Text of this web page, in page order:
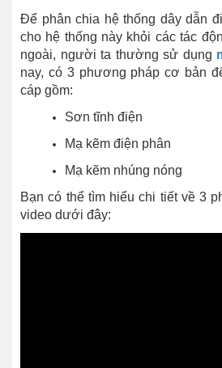
Để phân chia hệ thống dây dẫn
cho hệ thống này khỏi các tác
ngoài, người ta thường sử dụng
nay, có 3 phương pháp cơ bản
cáp gồm:
Sơn tĩnh điện
Mạ kẽm điện phân
Mạ kẽm nhúng nóng
Bạn có thể tìm hiểu chi tiết về 3
video dưới đây: